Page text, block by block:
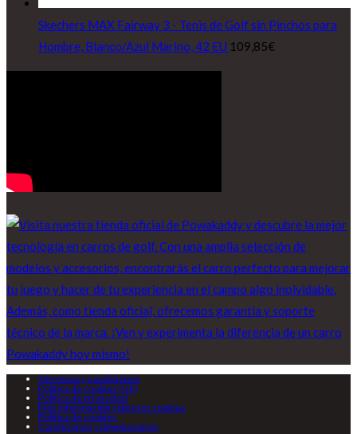
Skechers MAX Fairway 3 - Tenis de Golf sin Pinchos para
Hombre, Blanco/Azul Marino, 42 EU 109,85€
Términos y condiciones
Política de cookies (UE)
Política de privacidad
Más información sobre las cookies
Política de cookies
Condiciones y devoluciones